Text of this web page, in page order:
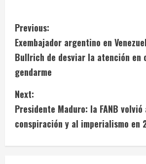
C
o
n
t
i
n
u
Previous:
Exembajador argentino en
Bullrich de desviar la atención en
gendarme
Next:
Presidente Maduro: la FANB
conspiración y al imperialismo en